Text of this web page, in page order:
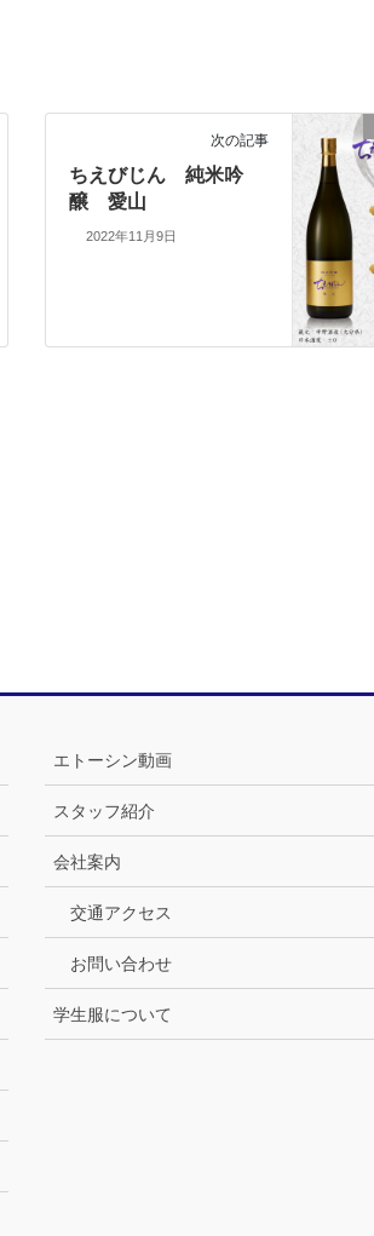
次の記事
ちえびじん 純米吟
醸 愛山
2022年11月9日
エトーシン動画
スタッフ紹介
会社案内
交通アクセス
お問い合わせ
学生服について